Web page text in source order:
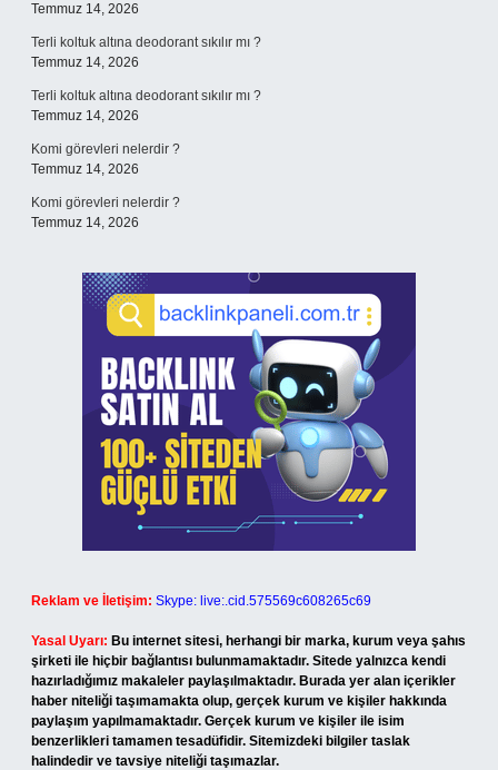
Temmuz 14, 2026
Terli koltuk altına deodorant sıkılır mı ?
Temmuz 14, 2026
Terli koltuk altına deodorant sıkılır mı ?
Temmuz 14, 2026
Komi görevleri nelerdir ?
Temmuz 14, 2026
Komi görevleri nelerdir ?
Temmuz 14, 2026
Reklam ve İletişim: Skype: live:.cid.575569c608265c69
Yasal Uyarı: Bu internet sitesi, herhangi bir marka, kurum veya şahıs
şirketi ile hiçbir bağlantısı bulunmamaktadır. Sitede yalnızca kendi
hazırladığımız makaleler paylaşılmaktadır. Burada yer alan içerikler
haber niteliği taşımamakta olup, gerçek kurum ve kişiler hakkında
paylaşım yapılmamaktadır. Gerçek kurum ve kişiler ile isim
benzerlikleri tamamen tesadüfidir. Sitemizdeki bilgiler taslak
halindedir ve tavsiye niteliği taşımazlar.